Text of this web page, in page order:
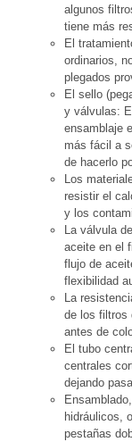
algunos
tiene más
El
ordinarios,
plegados
El sello
y válvulas:
ensamblaje
más fácil a
de hacerlo
Los
resistir el
y los
La válvula
aceite en el
flujo de
flexibilidad
La
de los filtros
antes de
El tubo
centrales
dejando
hidráulicos,
pestañas